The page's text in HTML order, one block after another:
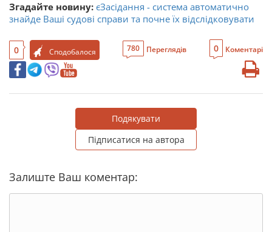
Згадайте новину: єЗасідання - система автоматично
знайде Ваші судові справи та почне їх відслідковувати
0 Сподобалося 780 Переглядів 0 Коментарі
Подякувати
Підписатися на автора
Залиште Ваш коментар: